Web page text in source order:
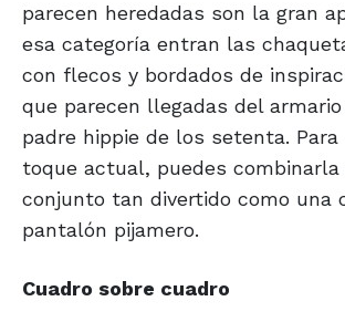
parecen heredadas son la gran
esa categoría entran las
con flecos y bordados de
que parecen llegadas del
padre hippie de los setenta.
toque actual, puedes combinarla
conjunto tan divertido como una
pantalón pijamero.
Cuadro sobre cuadro